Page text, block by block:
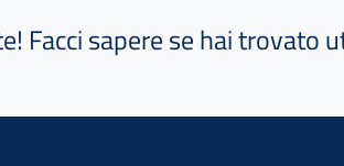
Facci sapere se hai trovato